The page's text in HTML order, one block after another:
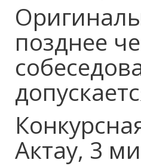
позднее
Актау, 3